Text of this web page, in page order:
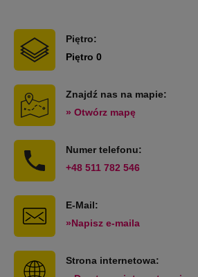
Piętro:
Piętro 0
Znajdź nas na mapie:
» Otwórz mapę
Numer telefonu:
+48 511 782 546
E-Mail:
»Napisz e-maila
Strona internetowa: